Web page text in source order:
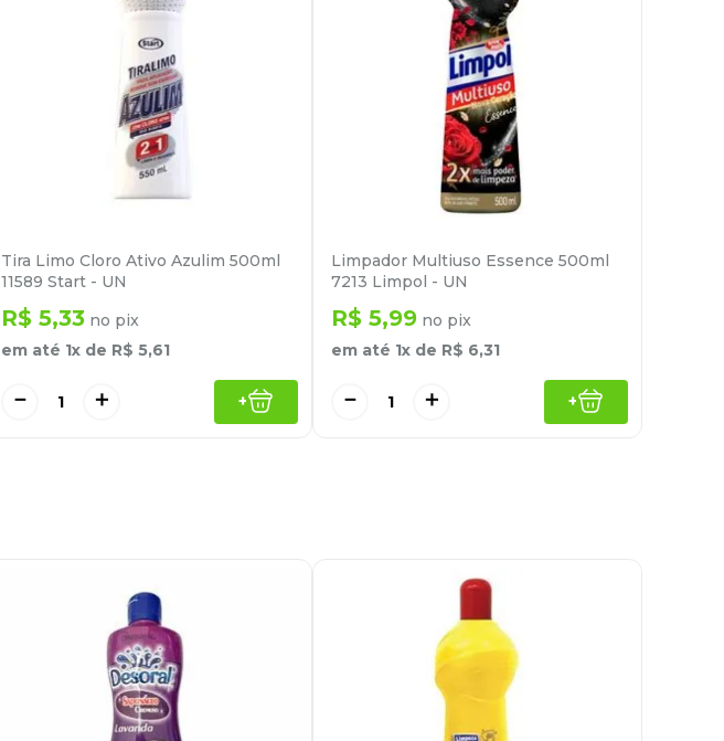
Tira Limo Cloro Ativo Azulim 500ml
11589 Start - UN
R$ 5,33 no pix
em até 1x de R$ 5,61
＋
－ +
Limpador Multiuso Essence 500ml
7213 Limpol - UN
R$ 5,99 no pix
em até 1x de R$ 6,31
＋
－ +